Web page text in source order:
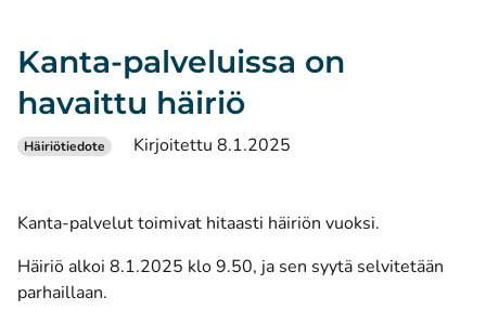
Kanta-palveluissa on
havaittu häiriö
Häiriötiedote Kirjoitettu 8.1.2025
Kanta-palvelut toimivat hitaasti häiriön vuoksi.
Häiriö alkoi 8.1.2025 klo 9.50, ja sen syytä selvitetään
parhaillaan.